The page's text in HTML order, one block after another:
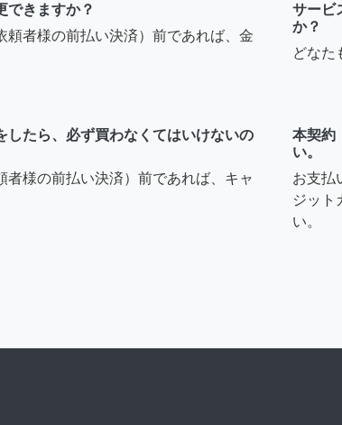
できますか？
頼者様の前払い決済）前であれば、金
サービ
か？
どなた
したら、必ず買わなくてはいけないの
者様の前払い決済）前であれば、キャ
本契約
い。
お支払
ジット
い。